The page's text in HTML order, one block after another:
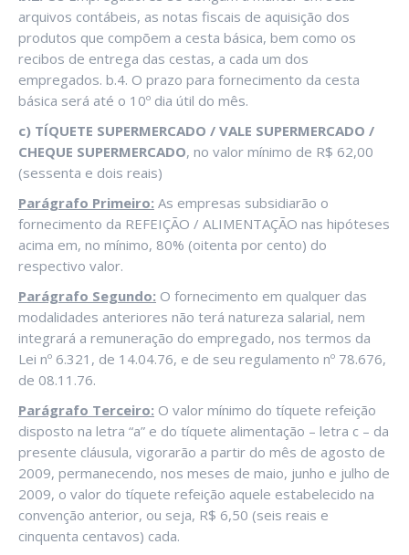
arquivos contábeis, as notas fiscais de aquisição dos
produtos que compõem a cesta básica, bem como os
recibos de entrega das cestas, a cada um dos
empregados. b.4. O prazo para fornecimento da cesta
básica será até o 10º dia útil do mês.
c) TÍQUETE SUPERMERCADO / VALE SUPERMERCADO /
CHEQUE SUPERMERCADO, no valor mínimo de R$ 62,00
(sessenta e dois reais)
Parágrafo Primeiro: As empresas subsidiarão o
fornecimento da REFEIÇÃO / ALIMENTAÇÃO nas hipóteses
acima em, no mínimo, 80% (oitenta por cento) do
respectivo valor.
Parágrafo Segundo: O fornecimento em qualquer das
modalidades anteriores não terá natureza salarial, nem
integrará a remuneração do empregado, nos termos da
Lei nº 6.321, de 14.04.76, e de seu regulamento nº 78.676,
de 08.11.76.
Parágrafo Terceiro: O valor mínimo do tíquete refeição
disposto na letra “a” e do tíquete alimentação – letra c – da
presente cláusula, vigorarão a partir do mês de agosto de
2009, permanecendo, nos meses de maio, junho e julho de
2009, o valor do tíquete refeição aquele estabelecido na
convenção anterior, ou seja, R$ 6,50 (seis reais e
cinquenta centavos) cada.